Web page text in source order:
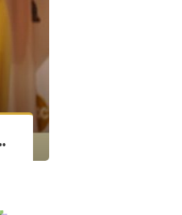
a Asghar Farhadi